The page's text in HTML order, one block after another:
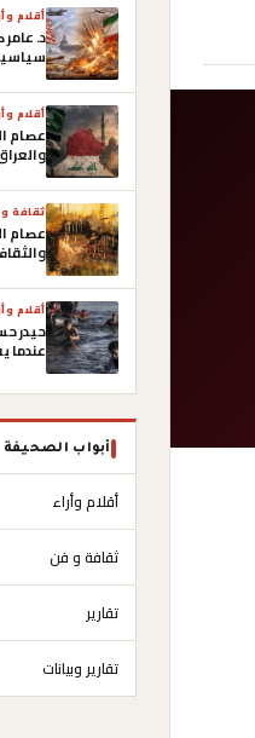
أقلام
د.
أقلام
عصام
ثقافة
عصام
أقلام
حيدر
عندما
أبواب الصحيفة
أقلام وأراء
ثقافة و فن
تقارير
تقارير وبيانات